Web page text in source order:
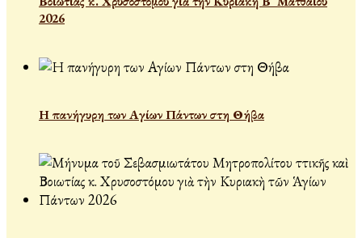
2026
Η πανήγυρη των Αγίων Πάντων στη Θήβα